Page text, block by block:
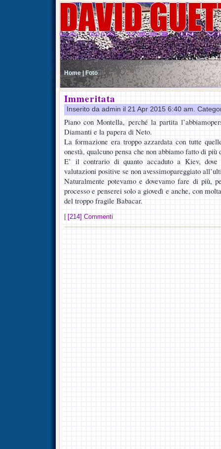
Home | Foto
Immeritata
Inserito da admin il 21 Apr 2015 6:40 am.
Piano con Montella, perché la partita
Diamanti e la papera di Neto.
La formazione era troppo azzardata con tutte
onestà, qualcuno pensa che non abbiamo fatto di più
E’ il contrario di quanto accaduto a Kiev,
valutazioni positive se non avessimopareggiato
Naturalmente potevamo e dovevamo fare di più,
processo e penserei solo a giovedì e anche, con
del troppo fragile Babacar.
[214] Commenti